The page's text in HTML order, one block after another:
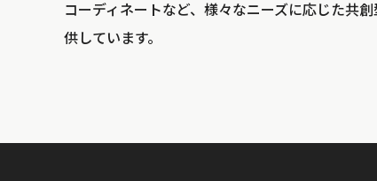
コーディネートなど、様々なニーズに応じた共
供しています。